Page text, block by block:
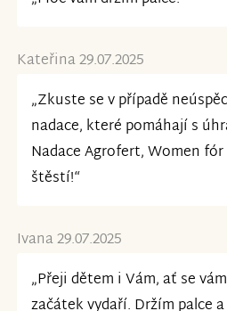
Kateřina 29.07.2025
„Zkuste se v případě
nadace, které pomáhají s
Nadace Agrofert, Women
štěstí!“
Ivana 29.07.2025
„Přeji dětem i Vám, ať se